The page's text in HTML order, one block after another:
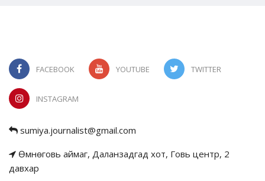
FACEBOOK YOUTUBE TWITTER
INSTAGRAM
sumiya.journalist@gmail.com
Өмнөговь аймаг, Даланзадгад хот, Говь центр, 2
давхар